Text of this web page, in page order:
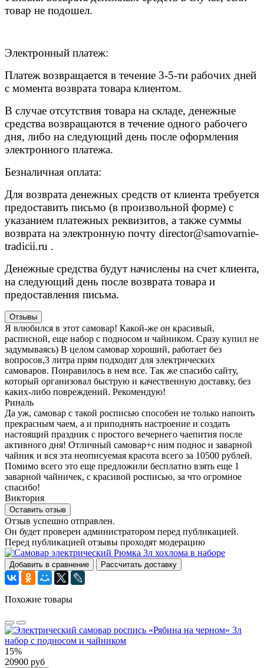
товар не подошел.
Электронный платеж:
Платеж возвращается в течение 3-5-ти рабочих дней
с момента возврата товара клиентом.
В случае отсутствия товара на складе, денежные
средства возвращаются в течение одного рабочего
дня, либо на следующий день после оформления
электронного платежа.
Безналичная оплата:
Для возврата денежных средств от клиента требуется
предоставить письмо (в произвольной форме) с
указанием платежных реквизитов, а также суммы
возврата на электронную почту director@samovarnie-
tradicii.ru .
Денежные средства будут начислены на счет клиента,
на следующий день после возврата товара и
предоставления письма.
Отзывы
Я влюбился в этот самовар! Какой-же он красивый,
расписной, еще набор с подносом и чайником. Сразу купил не
задумываясь) В целом самовар хороший, работает без
вопросов,3 литра прям подходит для электрических
самоваров. Понравилось в нем все. Так же спасибо сайту,
который организовал быструю и качественную доставку, без
каких-либо повреждений. Рекомендую!
Риналь
Да уж, самовар с такой росписью способен не только напоить
прекрасным чаем, а и приподнять настроение и создать
настоящий праздник с простого вечернего чаепития после
активного дня! Отличный самовар+с ним поднос и заварной
чайник и вся эта неописуемая красота всего за 10500 рублей.
Помимо всего это еще предложили бесплатно взять еще 1
заварной чайничек, с красивой росписью, за что огромное
спасибо!
Виктория
Оставить отзыв
Отзыв успешно отправлен.
Он будет проверен администратором перед публикацией.
Перед публикацией отзывы проходят модерацию
Добавить в сравнение Рассчитать доставку
Похожие товары
15%
20900 руб